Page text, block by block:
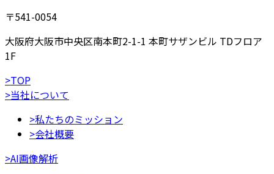
〒541-0054
大阪府大阪市中央区南本町2-1-1 本町サザンビル TDフロア
1F
>TOP
>当社について
>私たちのミッション
>会社概要
>AI画像解析